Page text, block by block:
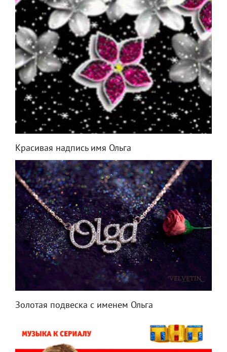
Красивая надпись имя Ольга
Золотая подвеска с именем Ольга